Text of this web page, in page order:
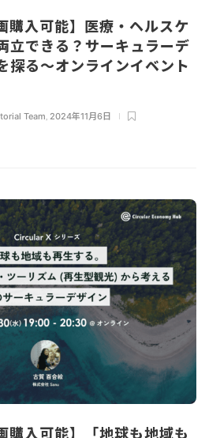
購入可能】医療・ヘルスケ
立できる？サーキュラーデ
探る～オンラインイベント
Team 2024年11月6日
購入可能】「地球も地域も